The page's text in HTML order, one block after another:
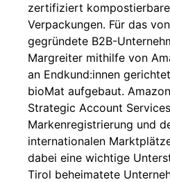
zertifiziert
Verpackungen. Für das
gegründete B2B-
Margreiter mithilfe von
an Endkund:innen
bioMat aufgebaut.
Strategic Account
Markenregistrierung und
internationalen
dabei eine wichtige
Tirol beheimatete